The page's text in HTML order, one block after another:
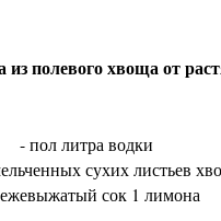
из полевого хвоща от
- пол литра водки
сухих листьев
сок 1 лимона